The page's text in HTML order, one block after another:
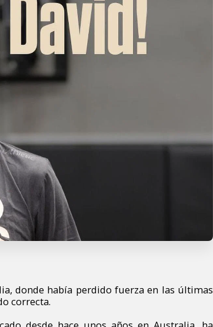
donde había perdido fuerza en las últimas
correcta.